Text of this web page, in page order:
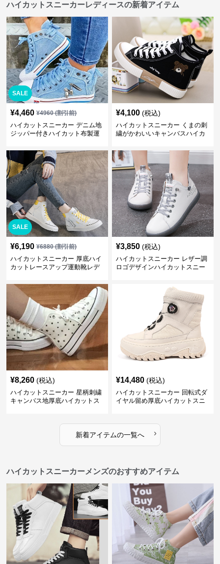
ハイカットスニーカーレディースの新着アイテム
SALE
¥4,460 ¥4960(割引前)
ハイカットスニーカー デニム地
ジッパー付きハイカット布製運
¥4,100 (税込)
ハイカットスニーカー くまの刺
繍がかわいいキャンバスハイカ
SALE
¥6,190 ¥6880(割引前)
ハイカットスニーカー 厚底ハイ
カットレースアップ運動靴レデ
¥3,850 (税込)
ハイカットスニーカー レザー調
ロゴデザインハイカットスニー
¥8,260 (税込)
ハイカットスニーカー 星柄刺繍
キャンバス地厚底ハイカットス
¥14,480 (税込)
ハイカットスニーカー 回転式ダ
イヤル留め厚底ハイカットスニ
新着アイテムの一覧へ ›
ハイカットスニーカーメンズのおすすめアイテム